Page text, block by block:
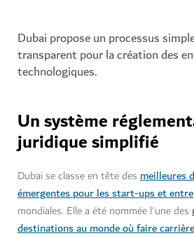
Dubai propose un processus
transparent pour la création des
technologiques.
Un système
juridique simplifié
Dubai se classe en tête des meilleures
émergentes pour les start-ups et
mondiales. Elle a été nommée l'une des
destinations au monde où faire